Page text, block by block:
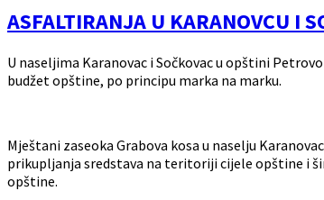
ASFALTIRANJA U KARANOVCU I
U naseljima Karanovac i Sočkovac u opštini
budžet opštine, po principu marka na marku.
Mještani zaseoka Grabova kosa u naselju
prikupljanja sredstava na teritoriji cijele opštine i
opštine.